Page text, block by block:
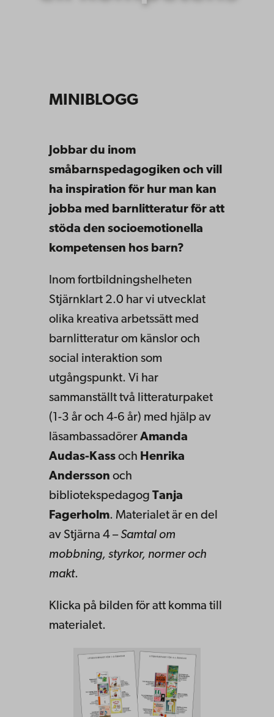
MINIBLOGG
Jobbar du inom
småbarnspedagogiken och vill
ha inspiration för hur man kan
jobba med barnlitteratur för att
stöda den socioemotionella
kompetensen hos barn?
Inom fortbildningshelheten
Stjärnklart 2.0 har vi utvecklat
olika kreativa arbetssätt med
barnlitteratur om känslor och
social interaktion som
utgångspunkt. Vi har
sammanställt två litteraturpaket
(1-3 år och 4-6 år) med hjälp av
läsambassadörer Amanda
Audas-Kass och Henrika
Andersson och
bibliotekspedagog Tanja
Fagerholm. Materialet är en del
av Stjärna 4 –Samtal om
mobbning, styrkor, normer och
makt.
Klicka på bilden för att komma till
materialet.